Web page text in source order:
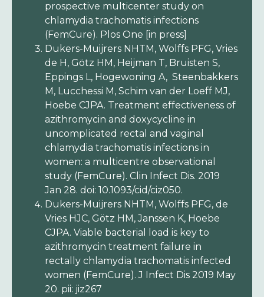
prospective multicenter study on
chlamydia trachomatis infections
(FemCure). Plos One [in press]
Dukers-Muijrers NHTM, Wolffs PFG, Vries
de H, Götz HM, Heijman T, Bruisten S,
Eppings L, Hogewoning A, Steenbakkers
M, Lucchessi M, Schim van der Loeff MJ,
Hoebe CJPA. Treatment effectiveness of
azithromycin and doxycycline in
uncomplicated rectal and vaginal
chlamydia trachomatis infections in
women: a multicentre observational
study (FemCure). Clin Infect Dis. 2019
Jan 28. doi: 10.1093/cid/ciz050.
Dukers-Muijrers NHTM, Wolffs PFG, de
Vries HJC, Götz HM, Janssen K, Hoebe
CJPA. Viable bacterial load is key to
azithromycin treatment failure in
rectally chlamydia trachomatis infected
women (FemCure). J Infect Dis 2019 May
20. pii: jiz267